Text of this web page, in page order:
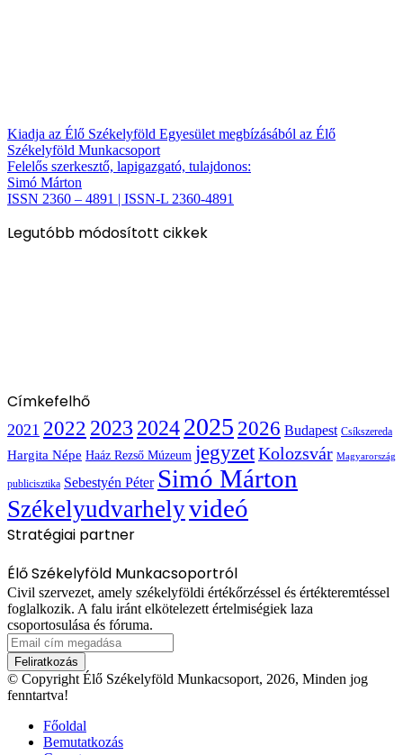
Kiadja az Élő Székelyföld Egyesület megbízásából az Élő
Székelyföld Munkacsoport
Felelős szerkesztő, lapigazgató, tulajdonos:
Simó Márton
ISSN 2360 – 4891 | ISSN-L 2360-4891
Legutóbb módosított cikkek
Címkefelhő
2021 2022 2023 20242025 2026 Budapest Csíkszereda
Hargita Népe Haáz Rezső Múzeum jegyzetKolozsvár Magyarország
publicisztika Sebestyén Péter Simó Márton
Székelyudvarhelyvideó
Stratégiai partner
Élő Székelyföld Munkacsoportról
Civil szervezet, amely székelyföldi értékőrzéssel és értékteremtéssel
foglalkozik. A falu iránt elkötelezett értelmiségiek laza
csoportosulása és fóruma.
Email
cím
megadása
© Copyright Élő Székelyföld Munkacsoport, 2026, Minden jog
fenntartva!
Főoldal
Bemutatkozás